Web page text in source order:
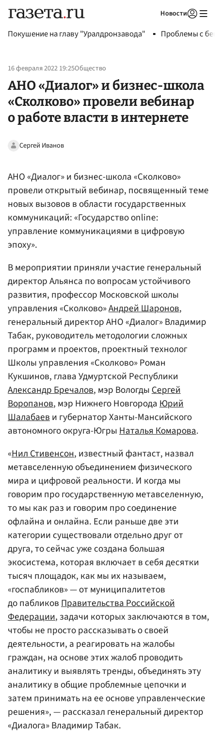
Новости
Покушение на главу "Уралдронзавода" Проблемы с
16 февраля 2022 19:25Общество
АНО «Диалог» и бизнес-школа
«Сколково» провели вебинар
о работе власти в интернете
Сергей Иванов
АНО «Диалог» и бизнес-школа «Сколково»
провели открытый вебинар, посвященный теме
новых вызовов в области государственных
коммуникаций: «Государство online:
управление коммуникациями в цифровую
эпоху».
В мероприятии приняли участие генеральный
директор Альянса по вопросам устойчивого
развития, профессор Московской школы
управления «Сколково»Андрей Шаронов,
генеральный директор АНО «Диалог» Владимир
Табак, руководитель методологии сложных
программ и проектов, проектный технолог
Школы управления «Сколково» Роман
Кукшинов, глава Удмуртской Республики
Александр Бречалов, мэр ВологдыСергей
Воропанов, мэр Нижнего НовгородаЮрий
Шалабаеви губернатор Ханты-Мансийского
автономного округа-ЮгрыНаталья Комарова.
«Нил Стивенсон, известный фантаст, назвал
метавселенную объединением физического
мира и цифровой реальности. И когда мы
говорим про государственную метавселенную,
то мы как раз и говорим про соединение
офлайна и онлайна. Если раньше две эти
категории существовали отдельно друг от
друга, то сейчас уже создана большая
экосистема, которая включает в себя десятки
тысяч площадок, как мы их называем,
«госпабликов» — от муниципалитетов
до пабликовПравительства Российской
Федерации, задачи которых заключаются в том,
чтобы не просто рассказывать о своей
деятельности, а реагировать на жалобы
граждан, на основе этих жалоб проводить
аналитику и выявлять тренды, объединять эту
аналитику в общие проблемные цепочки и
затем принимать на ее основе управленческие
решения», — рассказал генеральный директор
«Диалога» Владимир Табак.